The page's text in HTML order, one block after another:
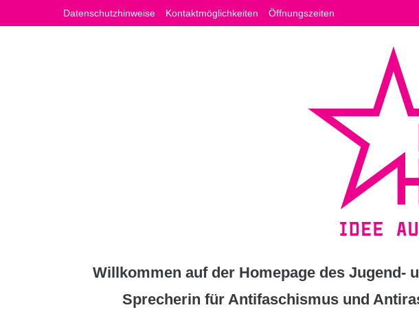
springen
Datenschutzhinweise Kontaktmöglichkeiten Öffnungszeiten
Willkommen auf der Homepage des Jugend-
Sprecherin für Antifaschismus und